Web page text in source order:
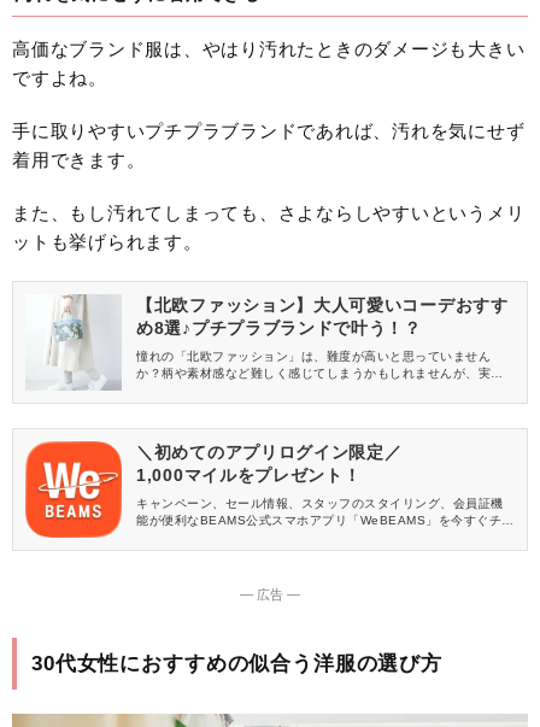
高価なブランド服は、やはり汚れたときのダメージも大きい
ですよね。
手に取りやすいプチプラブランドであれば、汚れを気にせず
着用できます。
また、もし汚れてしまっても、さよならしやすいというメリ
ットも挙げられます。
【北欧ファッション】大人可愛いコーデおすす
め8選♪プチプラブランドで叶う！？
憧れの「北欧ファッション」は、難度が高いと思っていません
か？柄や素材感など難しく感じてしまうかもしれませんが、実は
ションなんです♡ これまでチャレンジしたことがないという人に
イテム同士のレイヤードや柄、素材選びも楽しめるのが魅力的な
ファッションです。 今回は、北欧ファッション初心者さんでもマ
ネしやすく、必ずおしゃれに見えるコーデ術を特集します！
＼初めてのアプリログイン限定／
1,000マイルをプレゼント！
キャンペーン、セール情報、スタッフのスタイリング、会員証機
能が便利なBEAMS公式スマホアプリ「WeBEAMS」を今すぐチェ
― 広告 ―
30代女性におすすめの似合う洋服の選び方